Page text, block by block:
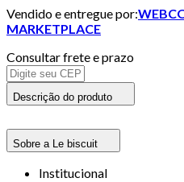
Vendido e entregue por:
MARKETPLACE
Consultar frete e prazo
Descrição do produto
Sobre a Le biscuit
Institucional